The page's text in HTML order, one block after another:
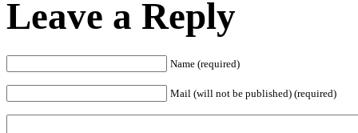
Leave a Reply
Name (required)
Mail (will not be published) (required)